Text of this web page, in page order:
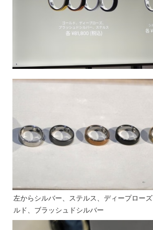
左からシルバー、ステルス、ディープロー
ルド、ブラッシュドシルバー